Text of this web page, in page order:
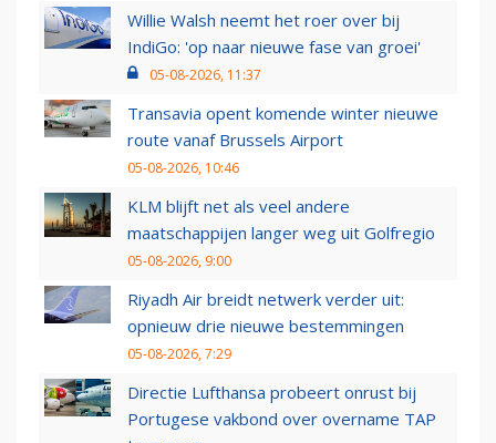
Willie Walsh neemt het roer over bij
IndiGo: 'op naar nieuwe fase van groei'
05-08-2026, 11:37
Transavia opent komende winter nieuwe
route vanaf Brussels Airport
05-08-2026, 10:46
KLM blijft net als veel andere
maatschappijen langer weg uit Golfregio
05-08-2026, 9:00
Riyadh Air breidt netwerk verder uit:
opnieuw drie nieuwe bestemmingen
05-08-2026, 7:29
Directie Lufthansa probeert onrust bij
Portugese vakbond over overname TAP